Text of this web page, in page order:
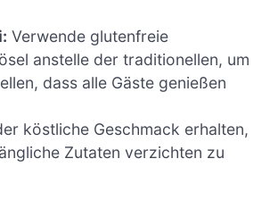
Verwende glutenfreie
anstelle der traditionellen, um
dass alle Gäste genießen
köstliche Geschmack erhalten,
Zutaten verzichten zu